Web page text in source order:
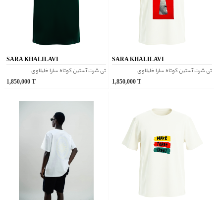
SARA KHALILAVI
تی شرت آستین کوتاه سارا خلیلاوی
1,850,000
SARA KHALILAVI
تی شرت آستین کوتاه سارا خلیلاوی
1,850,000